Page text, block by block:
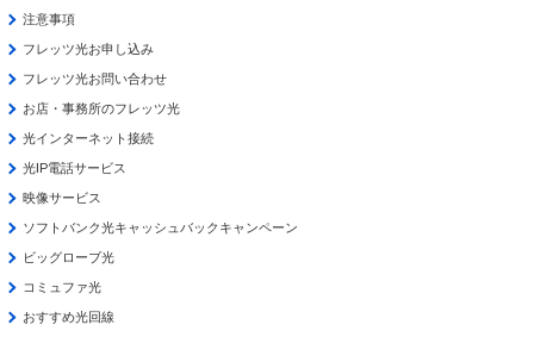
注意事項
フレッツ光お申し込み
フレッツ光お問い合わせ
お店・事務所のフレッツ光
光インターネット接続
光IP電話サービス
映像サービス
ソフトバンク光キャッシュバックキャンペーン
ビッグローブ光
コミュファ光
おすすめ光回線